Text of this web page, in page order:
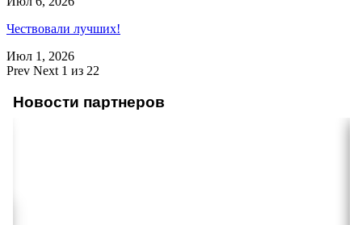
Чествовали лучших!
Июл 1, 2026
Prev Next 1 из 22
Новости партнеров